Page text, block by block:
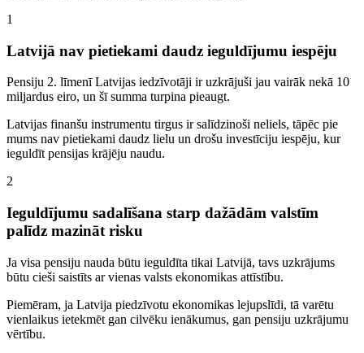
1
Latvijā nav pietiekami daudz ieguldījumu iespēju
Pensiju 2. līmenī Latvijas iedzīvotāji ir uzkrājuši jau vairāk nekā 10
miljardus eiro, un šī summa turpina pieaugt.
Latvijas finanšu instrumentu tirgus ir salīdzinoši neliels, tāpēc pie
mums nav pietiekami daudz lielu un drošu investīciju iespēju, kur
ieguldīt pensijas krājēju naudu.
2
Ieguldījumu sadalīšana starp dažādām valstīm
palīdz mazināt risku
Ja visa pensiju nauda būtu ieguldīta tikai Latvijā, tavs uzkrājums
būtu cieši saistīts ar vienas valsts ekonomikas attīstību.
Piemēram, ja Latvija piedzīvotu ekonomikas lejupslīdi, tā varētu
vienlaikus ietekmēt gan cilvēku ienākumus, gan pensiju uzkrājumu
vērtību.